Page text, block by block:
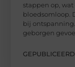
stappen op,
bloedsomloop.
bij
geborgen